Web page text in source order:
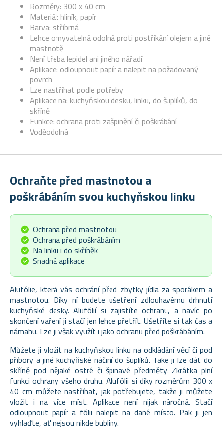
Rozměry: 300 x 40 cm
Materiál: hliník, papír
Barva: stříbrná
Lehce omyvatelná odolná proti postříkání olejem a jiné
mastnotě
Není třeba lepidel ani jiného nářadí
Aplikace: odloupnout papír a nalepit na požadovaný
povrch
Lze nastříhat podle potřeby
Aplikace na: kuchyňskou desku, linku, do šuplíků, do
skříně
Funkce: ochrana proti zašpinění či poškrábání
Voděodolná
Ochraňte před mastnotou a
poškrábáním svou kuchyňskou linku
Ochrana před mastnotou
Ochrana před poškrábáním
Na linku i do skříněk
Snadná aplikace
Alufólie, která vás ochrání před zbytky jídla za sporákem a
mastnotou. Díky ní budete ušetření zdlouhavému drhnutí
kuchyňské desky. Alufólií si zajistíte ochranu, a navíc po
skončení vaření ji stačí jen lehce přetřít. Ušetříte si tak čas a
námahu. Lze ji však využít i jako ochranu před poškrábáním.
Můžete ji vložit na kuchyňskou linku na odkládání věcí či pod
příbory a jiné kuchyňské náčiní do šuplíků. Také ji lze dát do
skříně pod nějaké ostré či špinavé předměty. Zkrátka plní
funkci ochrany všeho druhu. Alufólii si díky rozměrům 300 x
40 cm můžete nastříhat, jak potřebujete, takže ji můžete
vložit i na více míst. Aplikace není nijak náročná. Stačí
odloupnout papír a fólii nalepit na dané místo. Pak ji jen
vyhlaďte, ať nejsou nikde bubliny.